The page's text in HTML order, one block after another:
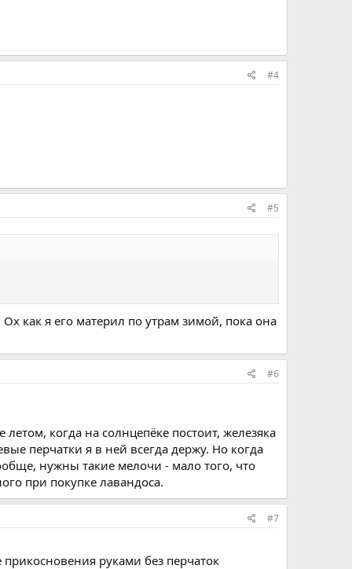
#4
#5
как я его материл по утрам зимой, пока она
#6
когда на солнцепёке постоит, железяка
перчатки я в ней всегда держу. Но когда
нужны такие мелочи - мало того, что
при покупке лавандоса.
#7
руками без перчаток